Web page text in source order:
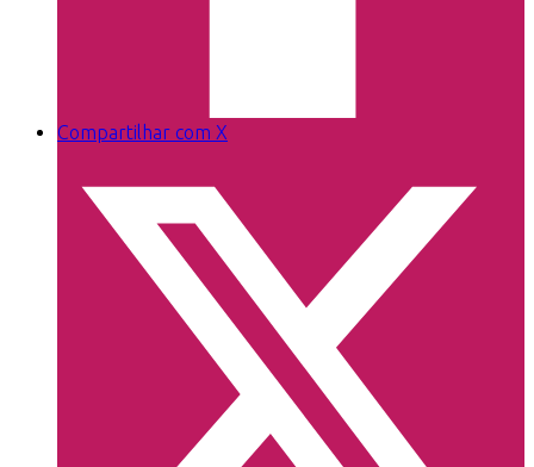
Compartilhar com X